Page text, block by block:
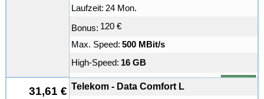
Laufzeit: 24 Mon.
Bonus: 120 €
Max. Speed: 500 MBit/s
High-Speed: 16 GB
31,61 € Telekom - Data Comfort L